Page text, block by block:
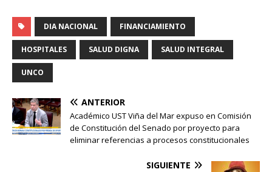
DIA NACIONAL FINANCIAMIENTO
HOSPITALES SALUD DIGNA SALUD INTEGRAL
UNCO
ANTERIOR
Académico UST Viña del Mar expuso en Comisión
de Constitución del Senado por proyecto para
eliminar referencias a procesos constitucionales
SIGUIENTE